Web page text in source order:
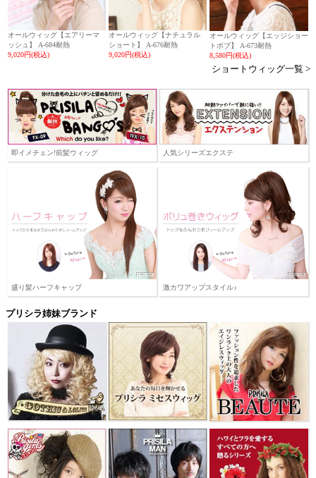
オールウィッグ【エアリーマ
ッシュ】 A-684耐熱
9,020円(税込)
オールウィッグ【ナチュラル
ショート】 A-676耐熱
9,020円(税込)
オールウィッグ【エッジショー
トボブ】 A-673耐熱
8,580円(税込)
ショートウィッグ一覧 >
即イメチェン!前髪ウィッグ 人気シリーズエクステ
盛り髪ハーフキャップ 激カワアップスタイル♪
プリシラ姉妹ブランド